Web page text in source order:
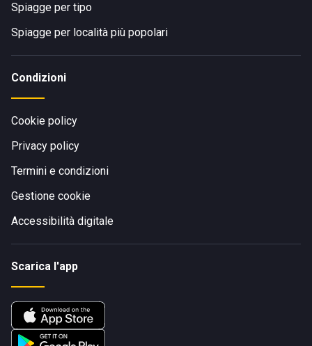
Spiagge per tipo
Spiagge per località più popolari
Condizioni
Cookie policy
Privacy policy
Termini e condizioni
Gestione cookie
Accessibilità digitale
Scarica l'app